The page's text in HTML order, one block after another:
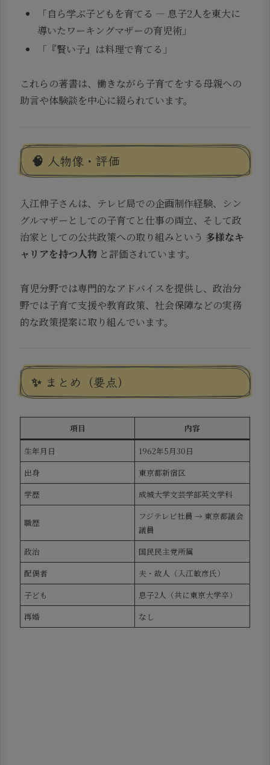
「自ら学ぶ子どもを育てる ― 息子2人を東大に
導いたワーキングマザーの育児術」
「『賢い子』は料理で育てる」
これらの著書は、働きながら子育てをする母親への
助言や体験談を中心に綴られています。
🧠 人物像・評価
入江伸子さんは、テレビ局での企画制作経験、シン
グルマザーとしての子育てと仕事の両立、そして政
治家としての公共政策への取り組みという 多様なキ
ャリアを持つ人物 と評価されています。
育児分野では専門的なアドバイスを提供し、政治分
野では子育て支援や教育政策、社会保障などの実務
的な政策提案に取り組んでいます。
✨ まとめ（要点）
項目
内容
生年月日
1962年5月30日
出身
東京都新宿区
学歴
成城大学文芸学部英文学科
職歴
フジテレビ社員 → 東京都議会
議員
政治
国民民主党所属
配偶者
夫・故人（入江敏彦氏）
子ども
息子2人（共に東京大学卒）
再婚
なし